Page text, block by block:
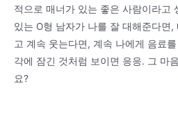
적으로 매너가 있는 좋은 사람이라고
있는 O형 남자가 나를 잘 대해준다면
고 계속 웃는다면, 계속 나에게 음료
각에 잠긴 것처럼 보이면 응응. 그 마
요?